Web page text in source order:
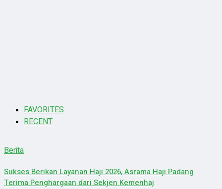
FAVORITES
RECENT
Berita
Sukses Berikan Layanan Haji 2026, Asrama Haji Padang
Terima Penghargaan dari Sekjen Kemenhaj